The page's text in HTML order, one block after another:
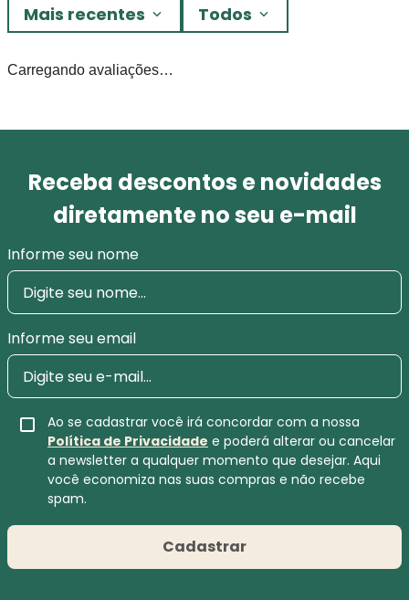
Mais recentes Todos
Carregando avaliações…
Receba descontos e novidades
diretamente no seu e-mail
Informe seu nome
Informe seu email
Ao se cadastrar você irá concordar com a nossa
Política de Privacidade e poderá alterar ou cancelar
a newsletter a qualquer momento que desejar. Aqui
você economiza nas suas compras e não recebe
spam.
Cadastrar